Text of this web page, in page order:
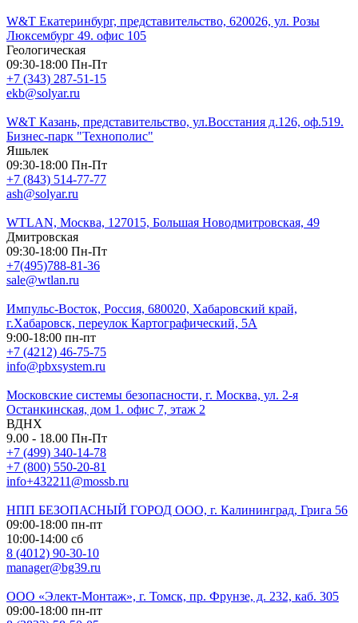
W&T Екатеринбург, представительство, 620026, ул. Розы
Люксембург 49. офис 105
Геологическая
09:30-18:00 Пн-Пт
+7 (343) 287-51-15
ekb@solyar.ru
W&T Казань, представительство, ул.Восстания д.126, оф.519.
Бизнес-парк "Технополис"
Яшьлек
09:30-18:00 Пн-Пт
+7 (843) 514-77-77
ash@solyar.ru
WTLAN, Москва, 127015, Большая Новодмитровская, 49
Дмитровская
09:30-18:00 Пн-Пт
+7(495)788-81-36
sale@wtlan.ru
Импульс-Восток, Россия, 680020, Хабаровский край,
г.Хабаровск, переулок Картографический, 5А
9:00-18:00 пн-пт
+7 (4212) 46-75-75
info@pbxsystem.ru
Московские системы безопасности, г. Москва, ул. 2-я
Останкинская, дом 1. офис 7, этаж 2
ВДНХ
9.00 - 18.00 Пн-Пт
+7 (499) 340-14-78
+7 (800) 550-20-81
info+432211@mossb.ru
НПП БЕЗОПАСНЫЙ ГОРОД ООО, г. Калининград, Грига 56
09:00-18:00 пн-пт
10:00-14:00 сб
8 (4012) 90-30-10
manager@bg39.ru
ООО «Элект-Монтаж», г. Томск, пр. Фрунзе, д. 232, каб. 305
09:00-18:00 пн-пт